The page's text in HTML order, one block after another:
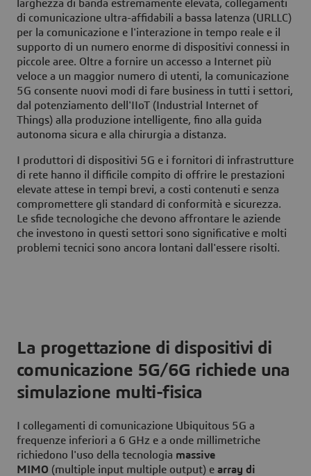
larghezza di banda estremamente elevata, collegamenti
di comunicazione ultra-affidabili a bassa latenza (URLLC)
per la comunicazione e l'interazione in tempo reale e il
supporto di un numero enorme di dispositivi connessi in
piccole aree. Oltre a fornire un accesso a Internet più
veloce a un maggior numero di utenti, la comunicazione
5G consente nuovi modi di fare business in tutti i settori,
dal potenziamento dell'IIoT (Industrial Internet of
Things) alla produzione intelligente, fino alla guida
autonoma sicura e alla chirurgia a distanza.
I produttori di dispositivi 5G e i fornitori di infrastrutture
di rete hanno il difficile compito di offrire le prestazioni
elevate attese in tempi brevi, a costi contenuti e senza
compromettere gli standard di conformità e sicurezza.
Le sfide tecnologiche che devono affrontare le aziende
che investono in questi settori sono significative e molti
problemi tecnici sono ancora lontani dall'essere risolti.
La progettazione di dispositivi di
comunicazione 5G/6G richiede una
simulazione multi-fisica
I collegamenti di comunicazione Ubiquitous 5G a
frequenze inferiori a 6 GHz e a onde millimetriche
richiedono l'uso della tecnologia massive
MIMO (multiple input multiple output) e array di